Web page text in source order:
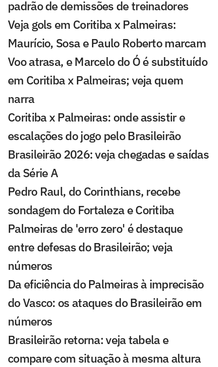
padrão de demissões de treinadores
Veja gols em Coritiba x Palmeiras:
Maurício, Sosa e Paulo Roberto marcam
Voo atrasa, e Marcelo do Ó é substituído
em Coritiba x Palmeiras; veja quem
narra
Coritiba x Palmeiras: onde assistir e
escalações do jogo pelo Brasileirão
Brasileirão 2026: veja chegadas e saídas
da Série A
Pedro Raul, do Corinthians, recebe
sondagem do Fortaleza e Coritiba
Palmeiras de 'erro zero' é destaque
entre defesas do Brasileirão; veja
números
Da eficiência do Palmeiras à imprecisão
do Vasco: os ataques do Brasileirão em
números
Brasileirão retorna: veja tabela e
compare com situação à mesma altura